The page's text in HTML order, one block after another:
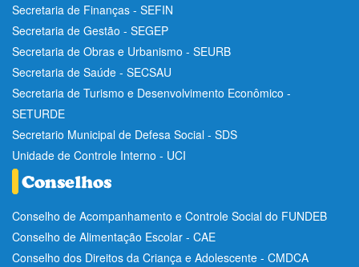
Secretaria de Finanças - SEFIN
Secretaria de Gestão - SEGEP
Secretaria de Obras e Urbanismo - SEURB
Secretaria de Saúde - SECSAU
Secretaria de Turismo e Desenvolvimento Econômico -
SETURDE
Secretario Municipal de Defesa Social - SDS
Unidade de Controle Interno - UCI
Conselho de Acompanhamento e Controle Social do FUNDEB
Conselho de Alimentação Escolar - CAE
Conselho dos Direitos da Criança e Adolescente - CMDCA